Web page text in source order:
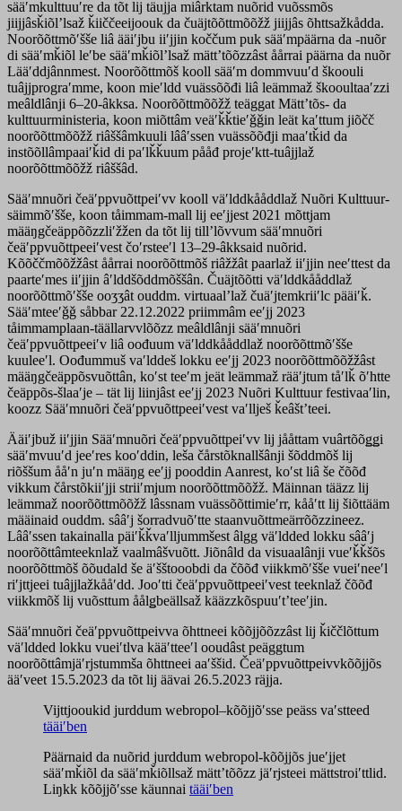
sääʹmkulttuuʹre da tõt lij täujja miârktam nuõrid vuõssmõs
jiijjâsǩiõlʼlsaž ǩiiččeeijoouk da čuäjtõõttmõõžž jiijjâs õhttsažkådda.
Noorõõttmõʹšše liâ ääiʹjbu iiʹjjin koččum puk sääʹmpäärna da -nuõr
di sääʹmǩiõl leʹbe sääʹmǩiõlʼlsaž mättʼtõõzzâst åårrai päärna da nuõr
Lääʹddjânnmest. Noorõõttmõš kooll sääʹm dommvuuʹd škoouli
tuâjjprograʹmme, koon mieʹldd vuässõõđi liâ leämmaž škooultaaʹzzi
meâldlânji 6–20-âkksa. Noorõõttmõõžž teäggat Mättʼtõs- da
kulttuurministeria, koon miõttâm veäʹǩǩtieʹǧǧin leät kaʹttum jiõčč
noorõõttmõõžž riâššâmkuuli lââʹssen vuässõõđji maaʹtǩid da
instõõllâmpaaiʹǩid di paʹlǩǩuum pååđ projeʹktt-tuâjjlaž
noorõõttmõõžž riâššâd.
Sääʹmnuõri čeäʹppvuõttpeiʹvv kooll väʹlddkååddlaž Nuõri Kulttuur-
säimmõʹšše, koon tåimmam-mall lij eeʹjjest 2021 mõttjam
määŋgčeäppõõzzliʹžžen da tõt lij tillʼlõvvum sääʹmnuõri
čeäʹppvuõttpeeiʹvest čoʹrsteeʹl 13–29-âkksaid nuõrid.
Kõõččmõõžžâst åårrai noorõõttmõš riâžžât paarlaž iiʹjjin neeʹttest da
paarteʹmes iiʹjjin âʹlddšõddmõššân. Čuäjtõõtti väʹlddkååddlaž
noorõõttmõʹšše ooʒʒât ouddm. virtuaalʼlaž čuäʹjtemkriiʹlc pääiʹǩ.
Sääʹmteeʹǧǧ såbbar 22.12.2022 priimmâm eeʹjj 2023
tåimmamplaan-täällarvvlõõzz meâldlânji sääʹmnuõri
čeäʹppvuõttpeeiʹv liâ oođuum väʹlddkååddlaž noorõõttmõʹšše
kuuleeʹl. Oođummuš vaʹlddeš lokku eeʹjj 2023 noorõõttmõõžžâst
määŋgčeäppõsvuõttân, koʹst teeʹm jeät leämmaž rääʹjtum tåʹlǩ õʹhtte
čeäppõs-šlaaʹje – tät lij liinjâst eeʹjj 2023 Nuõri Kulttuur festivaaʹlin,
koozz Sääʹmnuõri čeäʹppvuõttpeeiʹvest vaʹllješ ǩeâštʼteei.
Ääiʹjbuž iiʹjjin Sääʹmnuõri čeäʹppvuõttpeiʹvv lij jååttam vuârtõõǥǥi
sääʹmvuuʹd jeeʹres kooʹddin, leša čårstõknallšânji šõddmõš lij
riõššum ååʹn juʹn määŋg eeʹjj pooddin Aanrest, koʹst liâ še čõõđ
vikkum čårstõkiiʹjji striiʹmjum noorõõttmõõžž. Mäinnan tääzz lij
leämmaž noorõõttmõõžž lâssnam vuässõõttimieʹrr, kååʹtt lij šiõttääm
määinaid ouddm. sââʹj šorradvuõʹtte staanvuõttmeärrõõzzineez.
Lââʹssen takainalla päiʹǩǩvaʹlljummšest âlgg väʹldded lokku sââʹj
noorõõttâmteeknlaž vaalmâšvuõtt. Jiõnâld da visuaalânji vueʹǩǩšõs
noorõõttmõš õõudald še äʹšštooobdi da čõõđ viikkmõʹšše vueiʹneeʹl
riʹjttjeei tuâjjlažkååʹdd. Jooʹtti čeäʹppvuõttpeeiʹvest teeknlaž čõõđ
viikkmõš lij vuõsttum åålǥbeällsaž kääzzkõspuuʹtʼteeʹjin.
Sääʹmnuõri čeäʹppvuõttpeivva õhttneei kõõjjõõzzâst lij ǩiččlõttum
väʹldded lokku vueiʹtlva kääʹtteeʹl ooudâst peäggtum
noorõõttâmjäʹrjstummša õhttneei aaʹššid. Čeäʹppvuõttpeivvkõõjjõs
ääʹveet 15.5.2023 da tõt lij äävai 26.5.2023 räjja.
Vijttjooukid jurddum webropol–kõõjjõʹsse peäss vaʹstteed
tääiʹben
Päärnaid da nuõrid jurddum webropol-kõõjjõs jueʹjjet
sääʹmǩiõl da sääʹmǩiõllsaž mättʼtõõzz jäʹrjsteei mättstroiʹttlid.
Liŋkk kõõjjõʹsse käunnai tääiʹben